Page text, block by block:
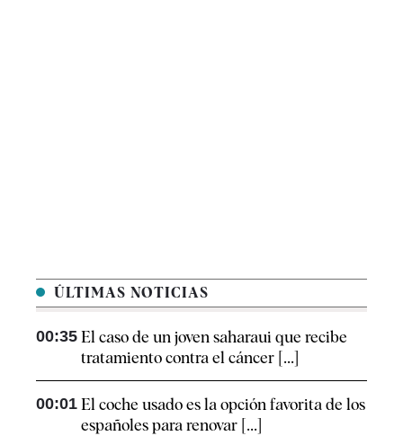
ÚLTIMAS NOTICIAS
00:35 El caso de un joven saharaui que recibe
tratamiento contra el cáncer [...]
00:01 El coche usado es la opción favorita de los
españoles para renovar [...]